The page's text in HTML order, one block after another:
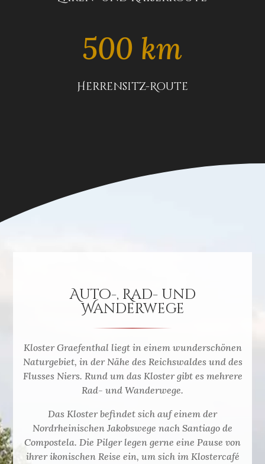
500 km
Herrensitz-Route
Auto-, Rad- und
Wanderwege
Kloster Graefenthal liegt in einem wunderschönen
Naturgebiet, in der Nähe des Reichswaldes und des
Flusses Niers. Rund um das Kloster gibt es mehrere
Rad- und Wanderwege.
Das Kloster befindet sich auf einem der
Nordrheinischen Jakobswege nach Santiago de
Compostela. Die Pilger legen gerne eine Pause von
ihrer ikonischen Reise ein, um sich im Klostercafé